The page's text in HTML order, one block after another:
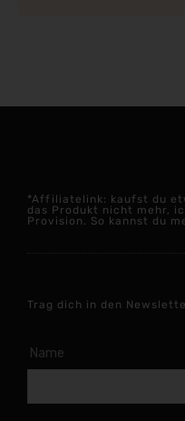
*Affiliatelink: kaufst du
das Produkt nicht mehr,
Provision. So kannst du
Trag dich in den
Name